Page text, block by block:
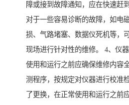
障或接到故障通知，应在快速赶
对于一些容易诊断的故障，如电
损、气路堵塞、数据仪死机等，
现场进行针对性的维修。 4、仪
使用和运行之前应确保维修内容
测程序，按规定对仪器进行校准
了更换，在正常使用和运行之前